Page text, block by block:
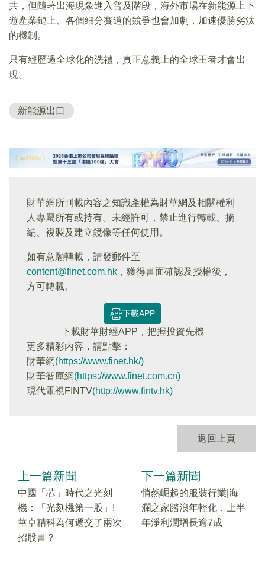
共，但隨著出海現象進入普及階段，海外市場在新能源上下
遊產業鏈上、各個細分賽道的競爭也會加劇，加速優勝劣汰
的機制。
只有經歷過全球化的洗禮，真正意義上的全球王者才會出
現。
新能源出口
財華網所刊載內容之知識產權為財華網及相關權利
人專屬所有或持有。未經許可，禁止進行轉載、摘
編、複製及建立鏡像等任何使用。
如有意願轉載，請發郵件至
content@finet.com.hk ，獲得書面確認及授權後，
方可轉載。
下載APP
下載財華財經APP，把握投資先機
更多精彩内容，請點擊：
財華網(https://www.finet.hk/)
財華智庫網(https://www.finet.com.cn)
現代電視FINTV(http://www.fintv.hk)
返回上頁
上一篇新聞
中國「芯」時代之光刻
機：「光刻機第一股」!
華卓精科為何遞交了兩次
招股書？
下一篇新聞
悄然崛起的服裝行業|海
瀾之家踏浪年輕化，上半
年淨利潤增長逾7成